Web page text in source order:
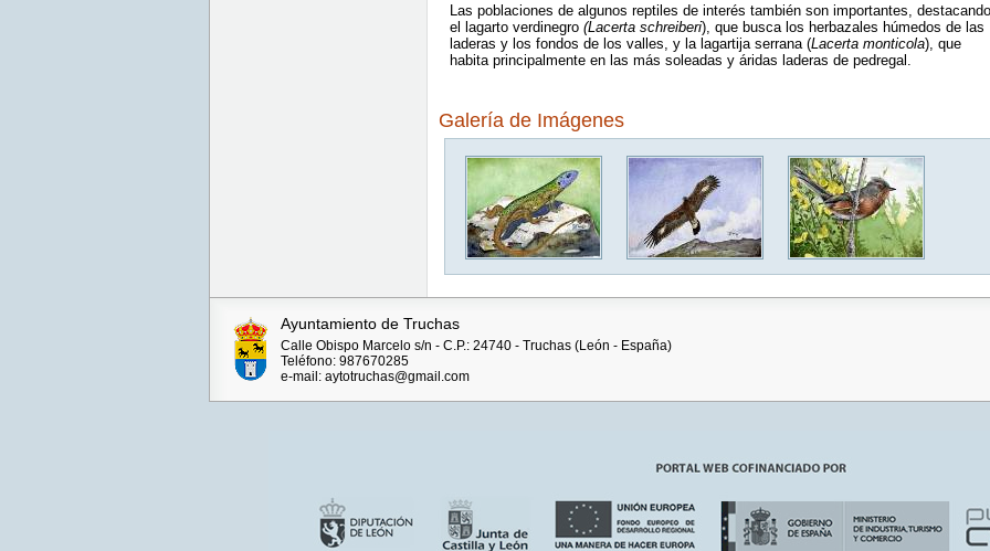
Las poblaciones de algunos reptiles de interés también son importantes, destacando
el lagarto verdinegro (Lacerta schreiberi), que busca los herbazales húmedos de las
laderas y los fondos de los valles, y la lagartija serrana (Lacerta monticola), que
habita principalmente en las más soleadas y áridas laderas de pedregal.
Galería de Imágenes
Ayuntamiento de Truchas
Calle Obispo Marcelo s/n - C.P.: 24740 - Truchas (León - España)
Teléfono: 987670285
e-mail: aytotruchas@gmail.com